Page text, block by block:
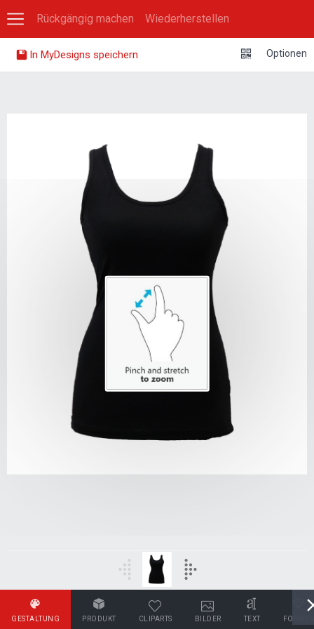
Rückgängig machen Wiederherstellen
GESTALTUNG PRODUKT CLIPARTS BILDER TEXT
In MyDesigns speichern Optionen